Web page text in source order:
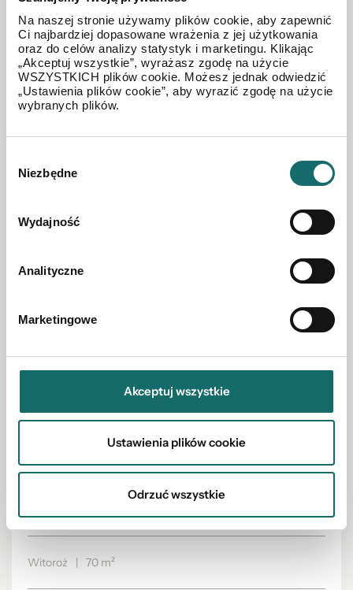
Na naszej stronie używamy plików cookie, aby zapewnić
Ci najbardziej dopasowane wrażenia z jej użytkowania
oraz do celów analizy statystyk i marketingu. Klikając
„Akceptuj wszystkie”, wyrażasz zgodę na użycie
WSZYSTKICH plików cookie. Możesz jednak odwiedzić
„Ustawienia plików cookie”, aby wyrazić zgodę na użycie
wybranych plików.
zgody
Niezbędne
Wydajność
Analityczne
Marketingowe
Akceptuj wszystkie
Ustawienia plików cookie
Odrzuć wszystkie
MIESZKANIE NA SPRZEDAŻ
Mieszkanie 50 m2 przy ulicy Kopernika
280 000 PLN
Urokliwe siedlisko w Witorożu gm. Drelów
Witoroż | 70 m²